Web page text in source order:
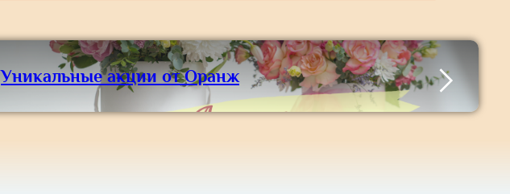
Уникальные акции от Оранж